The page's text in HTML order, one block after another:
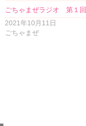
ごちゃまぜラジオ 第１回
2021年10月11日
ごちゃまぜ